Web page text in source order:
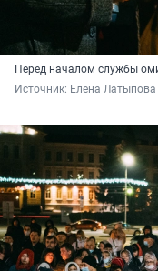
Перед началом службы
Источник: Елена Латыпова